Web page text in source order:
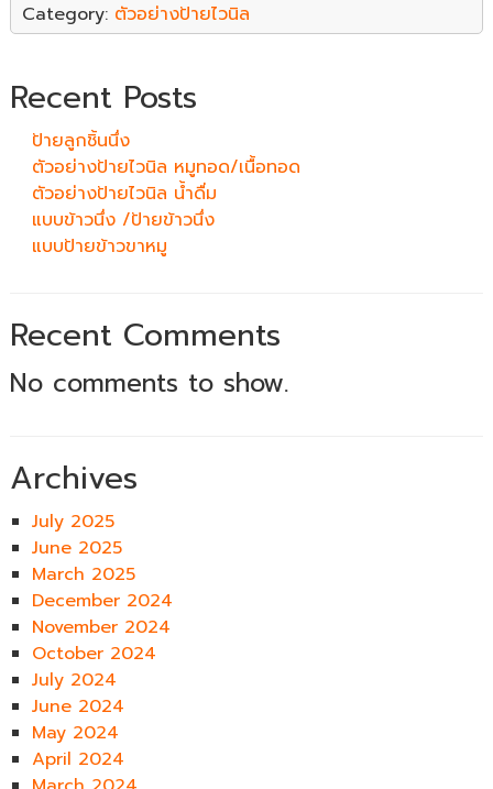
Category: ตัวอย่างป้ายไวนิล
Recent Posts
ป้ายลูกชิ้นนึ่ง
ตัวอย่างป้ายไวนิล หมูทอด/เนื้อทอด
ตัวอย่างป้ายไวนิล น้ำดื่ม
แบบข้าวนึ่ง /ป้ายข้าวนึ่ง
แบบป้ายข้าวขาหมู
Recent Comments
No comments to show.
Archives
July 2025
June 2025
March 2025
December 2024
November 2024
October 2024
July 2024
June 2024
May 2024
April 2024